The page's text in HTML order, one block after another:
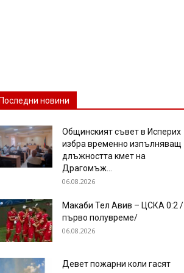
новини
Общинският съвет в Исперих
избра временно изпълняващ
длъжността кмет на
Драгомъж...
06.08.2026
Макаби Тел Авив – ЦСКА 0:2 /
първо полувреме/
06.08.2026
Девет пожарни коли гасят